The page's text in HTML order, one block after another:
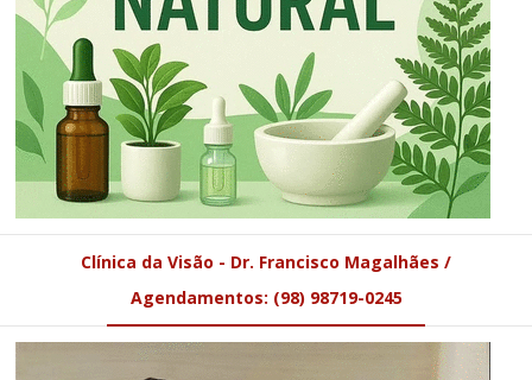
Clínica da Visão - Dr. Francisco Magalhães /
Agendamentos: (98) 98719-0245